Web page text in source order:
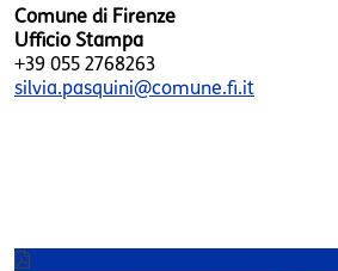
Comune di Firenze
Ufficio Stampa
+39 055 2768263
silvia.pasquini@comune.fi.it